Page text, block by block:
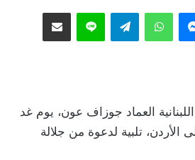
ماسنجر واتساب تيلقرام لاين مشاركة عبر البريد
العماد جوزاف عون، يوم غد
الأردن، تلبية لدعوة من جلالة